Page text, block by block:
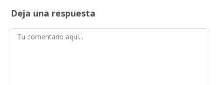
Deja una respuesta